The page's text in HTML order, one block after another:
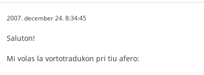
2007. december 24. 8:34:45
Saluton!
Mi volas la vortotradukon pri tiu afero: